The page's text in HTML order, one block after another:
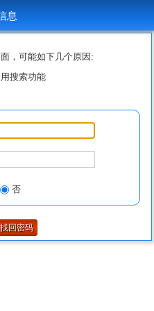
息
，可能如下几个原因:
搜索功能
否